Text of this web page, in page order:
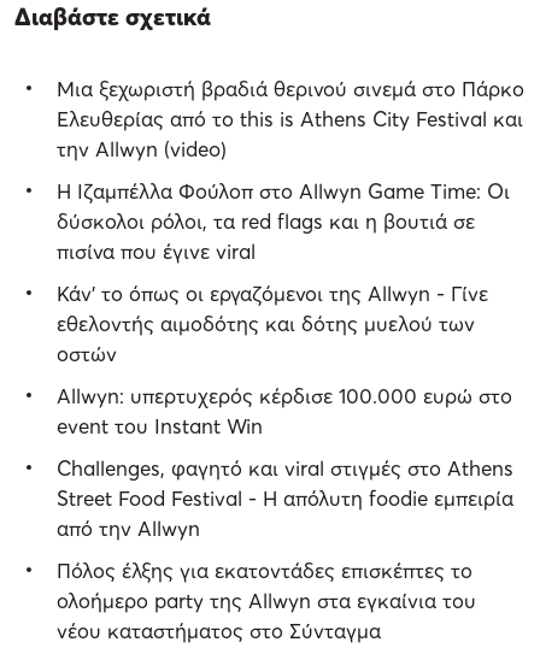
Διαβάστε σχετικά
Μια ξεχωριστή βραδιά θερινού σινεμά στο Πάρκο
Ελευθερίας από το this is Athens City Festival και
την Allwyn (video)
Η Ιζαμπέλλα Φούλοπ στο Allwyn Game Time: Οι
δύσκολοι ρόλοι, τα red flags και η βουτιά σε
πισίνα που έγινε viral
Κάν’ το όπως οι εργαζόμενοι της Allwyn - Γίνε
εθελοντής αιμοδότης και δότης μυελού των
οστών
Allwyn: υπερτυχερός κέρδισε 100.000 ευρώ στο
event του Instant Win
Challenges, φαγητό και viral στιγμές στο Athens
Street Food Festival - Η απόλυτη foodie εμπειρία
από την Allwyn
Πόλος έλξης για εκατοντάδες επισκέπτες το
ολοήμερο party της Allwyn στα εγκαίνια του
νέου καταστήματος στο Σύνταγμα